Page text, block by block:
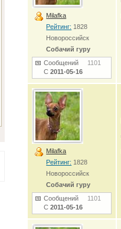
Milafka
Рейтинг: 1828
Новороссийск
Собачий гуру
Сообщений 1101
С2011-05-16
Milafka
Рейтинг: 1828
Новороссийск
Собачий гуру
Сообщений 1101
С2011-05-16